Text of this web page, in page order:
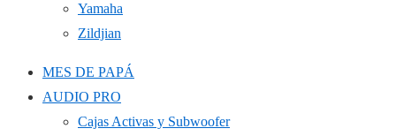
Yamaha
Zildjian
MES DE PAPÁ
AUDIO PRO
Cajas Activas y Subwoofer